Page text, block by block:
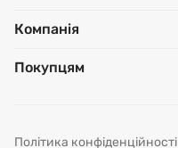
Компанія
Покупцям
Політика конфіденційності